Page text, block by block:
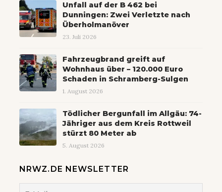
Unfall auf der B 462 bei
Dunningen: Zwei Verletzte nach
Überholmanöver
23. Juli 2026
Fahrzeugbrand greift auf
Wohnhaus über – 120.000 Euro
Schaden in Schramberg-Sulgen
1. August 2026
Tödlicher Bergunfall im Allgäu: 74-
Jähriger aus dem Kreis Rottweil
stürzt 80 Meter ab
5. August 2026
NRWZ.DE NEWSLETTER